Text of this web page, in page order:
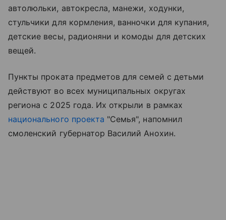
автолюльки, автокресла, манежи, ходунки,
стульчики для кормления, ванночки для купания,
детские весы, радионяни и комоды для детских
вещей.
Пункты проката предметов для семей с детьми
действуют во всех муниципальных округах
региона с 2025 года. Их открыли в рамках
национального проекта "Семья", напомнил
смоленский губернатор Василий Анохин.